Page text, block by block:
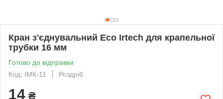
Кран з'єднувальний Eco Irtech для крапельної
трубки 16 мм
Готово до відправки
Код: ІМК-11
Роздріб
14 ₴